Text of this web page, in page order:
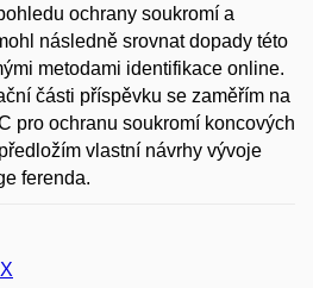
ochrany soukromí a
následně srovnat dopady této
metodami identifikace online.
části příspěvku se zaměřím na
pro ochranu soukromí koncových
vlastní návrhy vývoje
ferenda.